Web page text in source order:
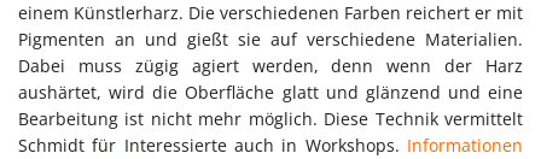
einem Künstlerharz. Die verschiedenen Farben reichert er mit
Pigmenten an und gießt sie auf verschiedene Materialien.
Dabei muss zügig agiert werden, denn wenn der Harz
aushärtet, wird die Oberfläche glatt und glänzend und eine
Bearbeitung ist nicht mehr möglich. Diese Technik vermittelt
Schmidt für Interessierte auch in Workshops. Informationen